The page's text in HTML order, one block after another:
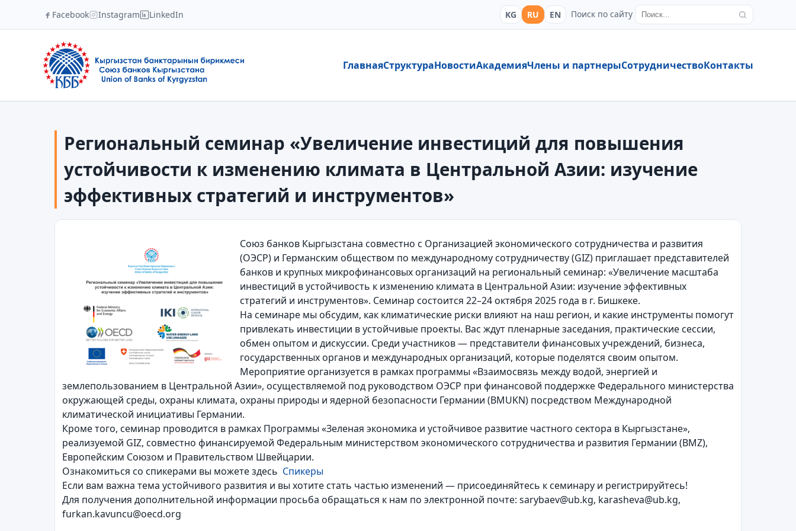
Facebook Instagram LinkedIn KG RU EN Поиск по сайту
ГлавнаяСтруктураНовостиАкадемияЧлены и партнерыСотрудничествоКонтакты
Региональный семинар «Увеличение инвестиций для повышения
устойчивости к изменению климата в Центральной Азии: изучение
эффективных стратегий и инструментов»
Союз банков Кыргызстана совместно с Организацией экономического сотрудничества и развития
(ОЭСР) и Германским обществом по международному сотрудничеству (GIZ) приглашает представителей
банков и крупных микрофинансовых организаций на региональный семинар: «Увеличение масштаба
инвестиций в устойчивость к изменению климата в Центральной Азии: изучение эффективных
стратегий и инструментов». Семинар состоится 22–24 октября 2025 года в г. Бишкеке.
На семинаре мы обсудим, как климатические риски влияют на наш регион, и какие инструменты помогут
привлекать инвестиции в устойчивые проекты. Вас ждут пленарные заседания, практические сессии,
обмен опытом и дискуссии. Среди участников — представители финансовых учреждений, бизнеса,
государственных органов и международных организаций, которые поделятся своим опытом.
Мероприятие организуется в рамках программы «Взаимосвязь между водой, энергией и
землепользованием в Центральной Азии», осуществляемой под руководством ОЭСР при финансовой поддержке Федерального министерства
окружающей среды, охраны климата, охраны природы и ядерной безопасности Германии (BMUKN) посредством Международной
климатической инициативы Германии.
Кроме того, семинар проводится в рамках Программы «Зеленая экономика и устойчивое развитие частного сектора в Кыргызстане»,
реализуемой GIZ, совместно финансируемой Федеральным министерством экономического сотрудничества и развития Германии (BMZ),
Европейским Союзом и Правительством Швейцарии.
Ознакомиться со спикерами вы можете здесь Спикеры
Если вам важна тема устойчивого развития и вы хотите стать частью изменений — присоединяйтесь к семинару и регистрируйтесь!
Для получения дополнительной информации просьба обращаться к нам по электронной почте: sarybaev@ub.kg, karasheva@ub.kg,
furkan.kavuncu@oecd.org